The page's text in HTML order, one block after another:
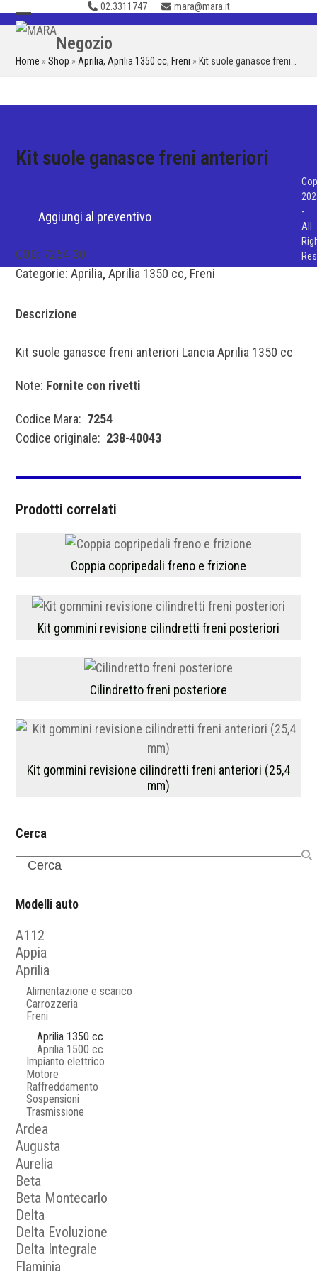
Skip
to
02.3311747 mara@mara.it
Open
mobile
Close
mobileNegozio
Home »Shop » Aprilia, Aprilia 1350 cc, Freni » Kit suole ganasce freni…
Kit suole ganasce freni anteriori
Aggiungi al preventivo
COD: 7254-30
Categorie: Aprilia,Aprilia 1350 cc, Freni
Descrizione
Kit suole ganasce freni anteriori Lancia Aprilia 1350 cc
Note: Fornite con rivetti
Codice Mara: 7254
Codice originale: 238-40043
Prodotti correlati
Coppia copripedali freno e frizione
Kit gommini revisione cilindretti freni posteriori
Cilindretto freni posteriore
Kit gommini revisione cilindretti freni anteriori (25,4
mm)
Cerca
Search
Modelli auto
A112
Appia
Aprilia
Alimentazione e scarico
Carrozzeria
Freni
Aprilia 1350 cc
Aprilia 1500 cc
Impianto elettrico
Motore
Raffreddamento
Sospensioni
Trasmissione
Ardea
Augusta
Aurelia
Beta
Beta Montecarlo
Delta
Delta Evoluzione
Delta Integrale
Flaminia
-
All